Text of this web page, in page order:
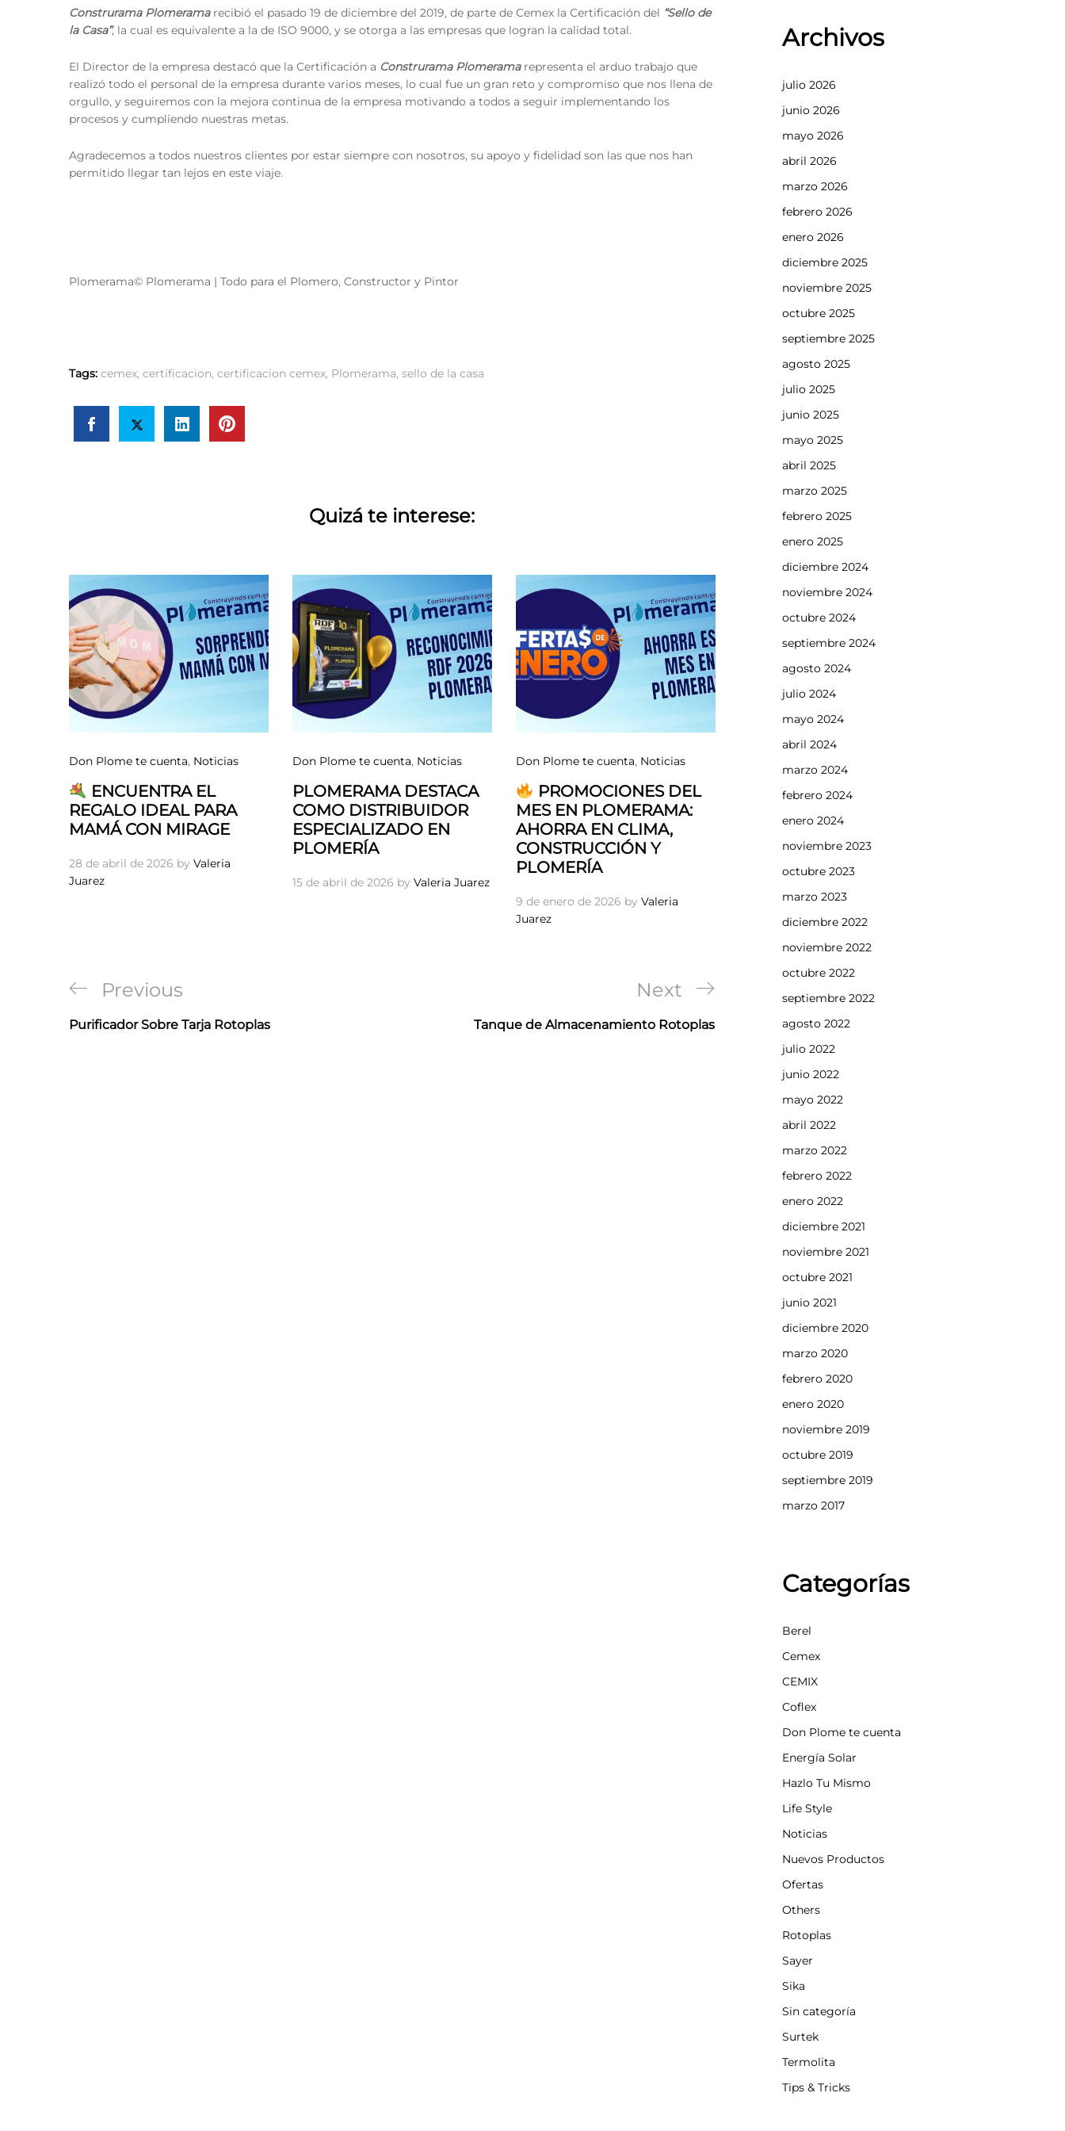
Construrama Plomeramarecibió el pasado 19 de diciembre del 2019, de parte de Cemex la Certificación del “Sello de
la Casa”, la cual es equivalente a la de ISO 9000, y se otorga a las empresas que logran la calidad total.
El Director de la empresa destacó que la Certificación a Construrama Plomeramarepresenta el arduo trabajo que
realizó todo el personal de la empresa durante varios meses, lo cual fue un gran reto y compromiso que nos llena de
orgullo, y seguiremos con la mejora continua de la empresa motivando a todos a seguir implementando los
procesos y cumpliendo nuestras metas.
Agradecemos a todos nuestros clientes por estar siempre con nosotros, su apoyo y fidelidad son las que nos han
permitido llegar tan lejos en este viaje.
Plomerama© Plomerama | Todo para el Plomero, Constructor y Pintor
Tags: cemex, certificacion, certificacion cemex, Plomerama, sello de la casa
Quizá te interese:
Don Plome te cuenta, Noticias
ENCUENTRA EL
REGALO IDEAL PARA
MAMÁ CON MIRAGE
28 de abril de 2026 by Valeria
Juarez
Don Plome te cuenta, Noticias
PLOMERAMA DESTACA
COMO DISTRIBUIDOR
ESPECIALIZADO EN
PLOMERÍA
15 de abril de 2026 by Valeria Juarez
Don Plome te cuenta, Noticias
PROMOCIONES DEL
MES EN PLOMERAMA:
AHORRA EN CLIMA,
CONSTRUCCIÓN Y
PLOMERÍA
9 de enero de 2026 by Valeria
Juarez
Navegación
de
Previous
Post
Previous
Purificador Sobre Tarja Rotoplas
Next
Post
Next
Tanque de Almacenamiento Rotoplas
Archivos
julio 2026
junio 2026
mayo 2026
abril 2026
marzo 2026
febrero 2026
enero 2026
diciembre 2025
noviembre 2025
octubre 2025
septiembre 2025
agosto 2025
julio 2025
junio 2025
mayo 2025
abril 2025
marzo 2025
febrero 2025
enero 2025
diciembre 2024
noviembre 2024
octubre 2024
septiembre 2024
agosto 2024
julio 2024
mayo 2024
abril 2024
marzo 2024
febrero 2024
enero 2024
noviembre 2023
octubre 2023
marzo 2023
diciembre 2022
noviembre 2022
octubre 2022
septiembre 2022
agosto 2022
julio 2022
junio 2022
mayo 2022
abril 2022
marzo 2022
febrero 2022
enero 2022
diciembre 2021
noviembre 2021
octubre 2021
junio 2021
diciembre 2020
marzo 2020
febrero 2020
enero 2020
noviembre 2019
octubre 2019
septiembre 2019
marzo 2017
Categorías
Berel
Cemex
CEMIX
Coflex
Don Plome te cuenta
Energía Solar
Hazlo Tu Mismo
Life Style
Noticias
Nuevos Productos
Ofertas
Others
Rotoplas
Sayer
Sika
Sin categoría
Surtek
Termolita
Tips & Tricks